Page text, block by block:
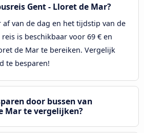
Gent - Lloret de Mar?
van de dag en het tijdstip van de
is beschikbaar voor 69 € en
de Mar te bereiken. Vergelijk
te besparen!
door bussen van
Mar te vergelijken?